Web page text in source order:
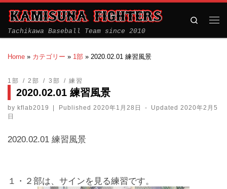
Tachikawa Baseball Team since 2010
Search
Home » カテゴリー » 1部 » 2020.02.01 練習風景
1部 2部 3部 練習
2020.02.01 練習風景
by kflab2019 Published 2020年1月28日 - Updated 2020年2月5
日
2020.02.01 練習風景
１・２部は、サインを見る練習です。